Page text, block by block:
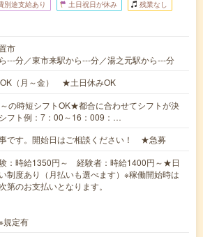
別途支給あり 土日祝日が休み 残業なし
市
---分／東市来駅から---分／湯之元駅から---分
（月～金） ★土日休みOK
の時短シフトOK★都合に合わせてシフトが決
フト例：7：00～16：009：…
です。開始日はご相談ください！ ★急募
：時給1350円～ 経験者：時給1400円～★日
制度あり（月払いも選べます）※稼働開始時は
第のお支払いとなります。
規定有